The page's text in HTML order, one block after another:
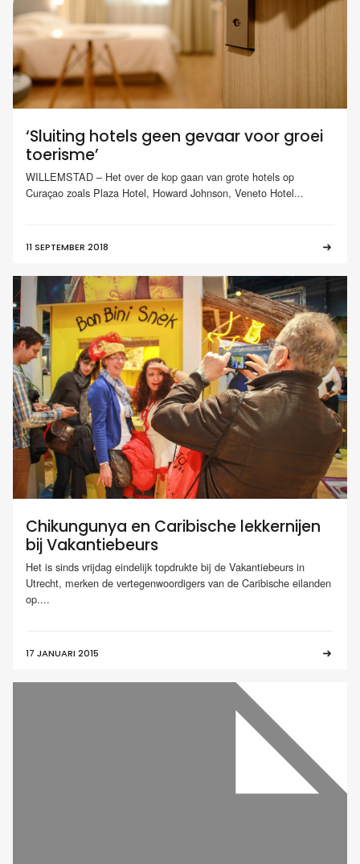
‘Sluiting hotels geen gevaar voor groei
toerisme’
WILLEMSTAD – Het over de kop gaan van grote hotels op
Curaçao zoals Plaza Hotel, Howard Johnson, Veneto Hotel...
11 SEPTEMBER 2018
Chikungunya en Caribische lekkernijen
bij Vakantiebeurs
Het is sinds vrijdag eindelijk topdrukte bij de Vakantiebeurs in
Utrecht, merken de vertegenwoordigers van de Caribische eilanden
op....
17 JANUARI 2015